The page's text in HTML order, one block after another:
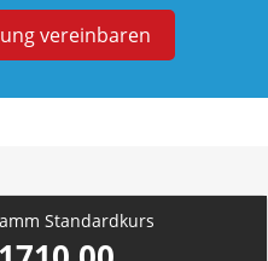
vereinbaren
Standardkurs